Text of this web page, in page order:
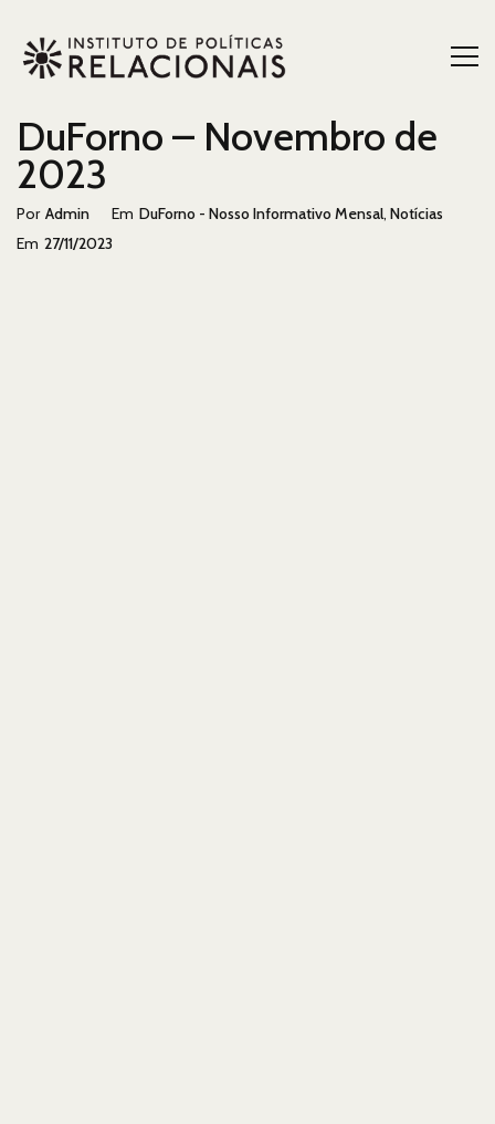
DuForno – Novembro de
2023
Por Admin Categorias
Em DuForno - Nosso Informativo Mensal, Notícias
Em 27/11/2023